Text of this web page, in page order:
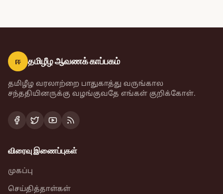
ஈ தமிழீழ ஆவணக் காப்பகம்
தமிழீழ வரலாற்றை பாதுகாத்து வருங்கால
சந்ததியினருக்கு வழங்குவதே எங்கள் குறிக்கோள்.
விரைவு இணைப்புகள்
முகப்பு
செய்தித்தாள்கள்